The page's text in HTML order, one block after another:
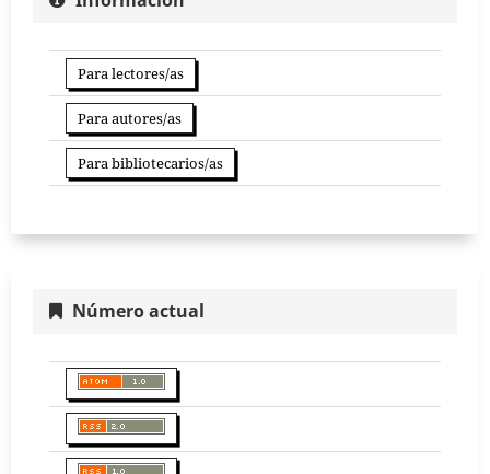
Para lectores/as
Para autores/as
Para bibliotecarios/as
Número actual